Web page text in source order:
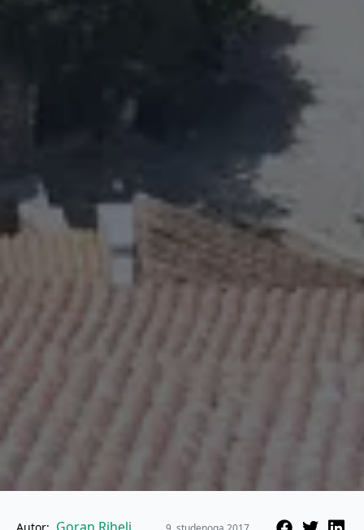
Autor: Goran Rihelj